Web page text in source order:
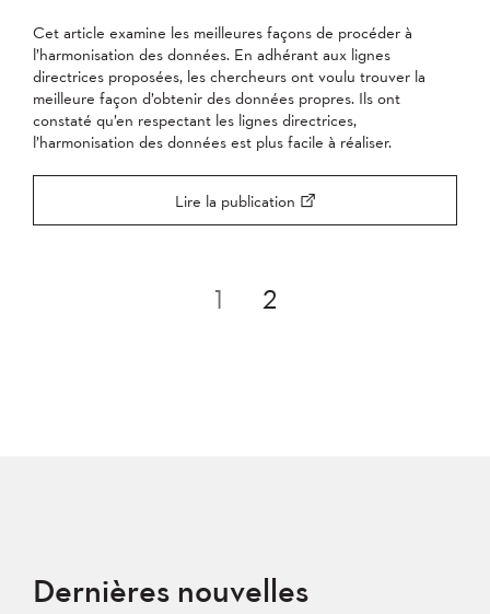
Cet article examine les meilleures façons de procéder à
l’harmonisation des données. En adhérant aux lignes
directrices proposées, les chercheurs ont voulu trouver la
meilleure façon d’obtenir des données propres. Ils ont
constaté qu’en respectant les lignes directrices,
l’harmonisation des données est plus facile à réaliser.
Lire la publication
1 2
Dernières nouvelles